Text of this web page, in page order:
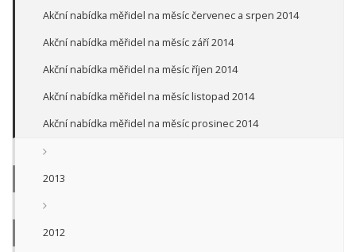
Akční nabídka měřidel na měsíc červenec a srpen 2014
Akční nabídka měřidel na měsíc září 2014
Akční nabídka měřidel na měsíc říjen 2014
Akční nabídka měřidel na měsíc listopad 2014
Akční nabídka měřidel na měsíc prosinec 2014
2013
2012